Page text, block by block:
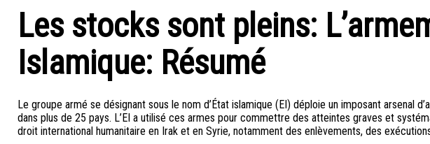
Les stocks sont pleins:
Islamique: Résumé
Le groupe armé se désignant sous le nom d’État islamique (EI) déploie un imposant arsenal
dans plus de 25 pays. L’EI a utilisé ces armes pour commettre des atteintes graves et
droit international humanitaire en Irak et en Syrie, notamment des enlèvements, des